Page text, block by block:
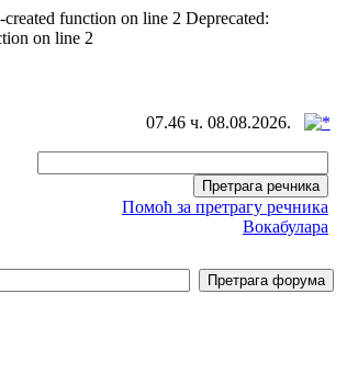
function on line 2 Deprecated:
on line 2
07.46 ч. 08.08.2026.
Помоћ за претрагу речника
Вокабулара